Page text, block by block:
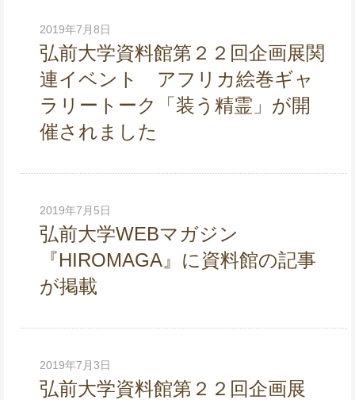
2019年7月8日
弘前大学資料館第２２回企画展関
連イベント アフリカ絵巻ギャ
ラリートーク「装う精霊」が開
催されました
2019年7月5日
弘前大学WEBマガジン
『HIROMAGA』に資料館の記事
が掲載
2019年7月3日
弘前大学資料館第２２回企画展